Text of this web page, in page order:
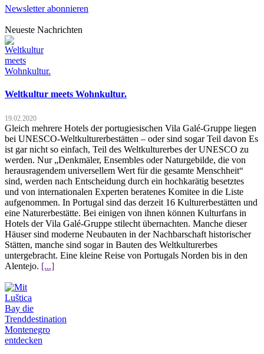
Newsletter abonnieren
Neueste Nachrichten
Weltkultur meets Wohnkultur.
19.02.2020
Gleich mehrere Hotels der portugiesischen Vila Galé-Gruppe liegen
bei UNESCO-Weltkulturerbestätten – oder sind sogar Teil davon Es
ist gar nicht so einfach, Teil des Weltkulturerbes der UNESCO zu
werden. Nur „Denkmäler, Ensembles oder Naturgebilde, die von
herausragendem universellem Wert für die gesamte Menschheit“
sind, werden nach Entscheidung durch ein hochkarätig besetztes
und von internationalen Experten beratenes Komitee in die Liste
aufgenommen. In Portugal sind das derzeit 16 Kulturerbestätten und
eine Naturerbestätte. Bei einigen von ihnen können Kulturfans in
Hotels der Vila Galé-Gruppe stilecht übernachten. Manche dieser
Häuser sind moderne Neubauten in der Nachbarschaft historischer
Stätten, manche sind sogar in Bauten des Weltkulturerbes
untergebracht. Eine kleine Reise von Portugals Norden bis in den
Alentejo. [...]